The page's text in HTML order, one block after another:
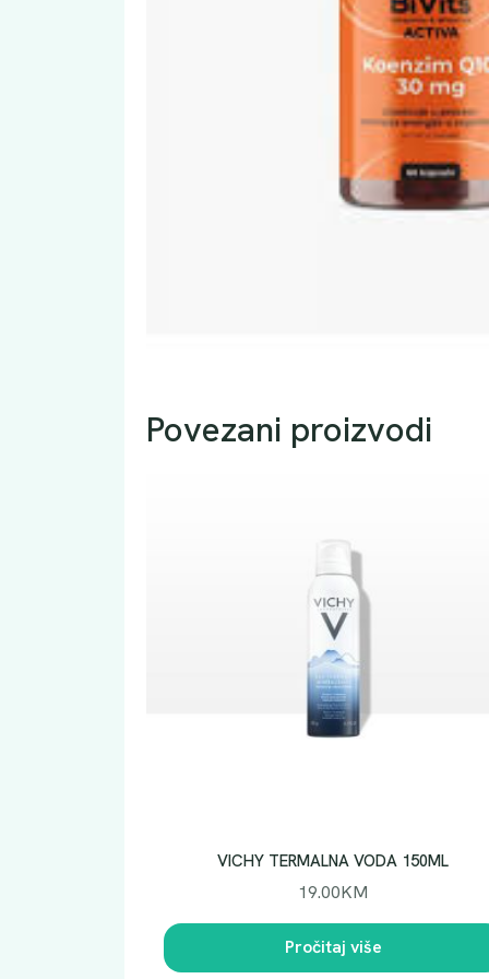
Povezani proizvodi
VICHY TERMALNA VODA 150ML
19.00KM
Pročitaj više